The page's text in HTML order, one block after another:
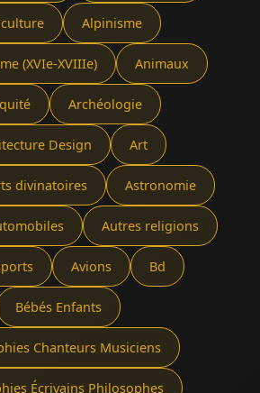
Alpinisme
(XVIe-XVIIIe) Animaux
Archéologie
Design Art
divinatoires Astronomie
Autres religions
Avions Bd
Bébés Enfants
Chanteurs Musiciens
Écrivains Philosophes